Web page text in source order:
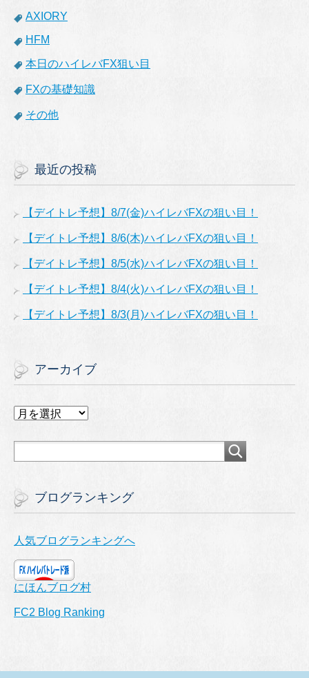
AXIORY
HFM
本日のハイレバFX狙い目
FXの基礎知識
その他
最近の投稿
【デイトレ予想】8/7(金)ハイレバFXの狙い目！
【デイトレ予想】8/6(木)ハイレバFXの狙い目！
【デイトレ予想】8/5(水)ハイレバFXの狙い目！
【デイトレ予想】8/4(火)ハイレバFXの狙い目！
【デイトレ予想】8/3(月)ハイレバFXの狙い目！
アーカイブ
ア
カ
ブログランキング
人気ブログランキングへ
にほんブログ村
FC2 Blog Ranking